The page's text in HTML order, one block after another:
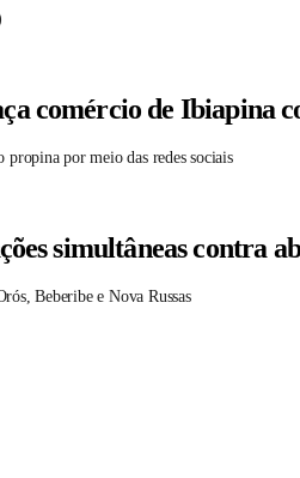
comércio de Ibiapina
propina por meio das redes sociais
simultâneas contra
Beberibe e Nova Russas